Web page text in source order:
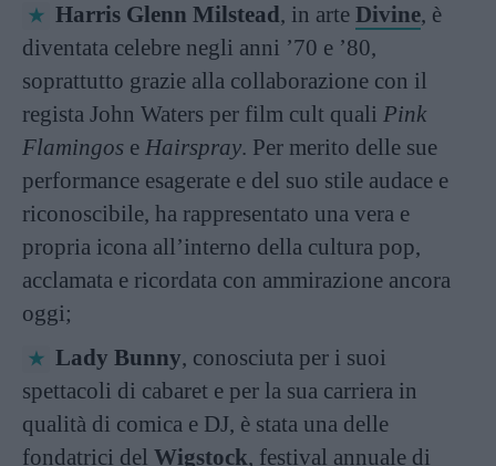
Harris Glenn Milstead, in arte Divine, è
diventata celebre negli anni ’70 e ’80,
soprattutto grazie alla collaborazione con il
regista John Waters per film cult quali Pink
Flamingos e Hairspray. Per merito delle sue
performance esagerate e del suo stile audace e
riconoscibile, ha rappresentato una vera e
propria icona all’interno della cultura pop,
acclamata e ricordata con ammirazione ancora
oggi;
Lady Bunny, conosciuta per i suoi
spettacoli di cabaret e per la sua carriera in
qualità di comica e DJ, è stata una delle
fondatrici del Wigstock, festival annuale di